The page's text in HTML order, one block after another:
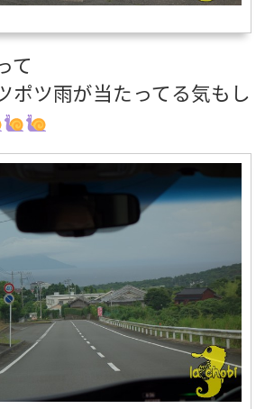
て
ポツ雨が当たってる気もし